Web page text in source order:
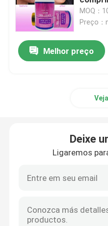
Os suplementos ervais
Suplemento erval ao
Realce fêmea Gummies
Colagênio que clarea a
Vitamina Gummies da
MOQ：
Preço
Melhor preço
Deixe
Ligaremos